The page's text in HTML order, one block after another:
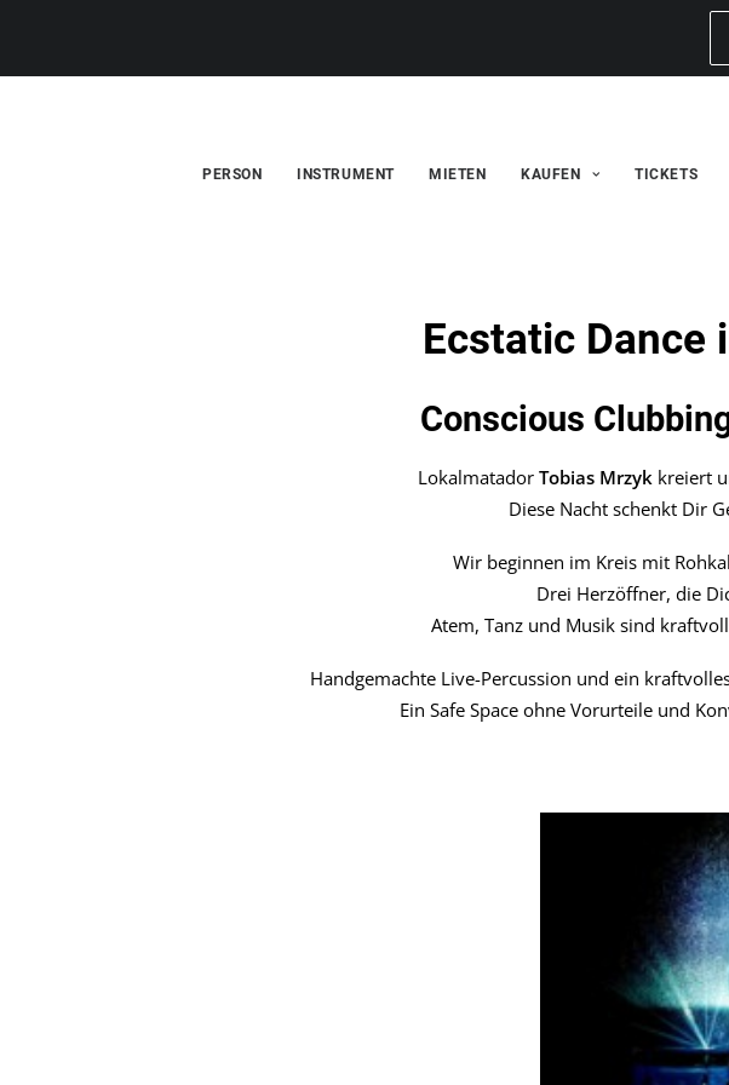
PERSON INSTRUMENT MIETEN KAUFEN TICKETS
Ecstatic Dance
Conscious
Lokalmatador Tobias Mrzykkreiert
Diese Nacht schenkt Dir
Wir beginnen im Kreis mit
Drei Herzöffner, die
Atem, Tanz und Musik sind
Handgemachte Live-Percussion und ein
Ein Safe Space ohne Vorurteile und